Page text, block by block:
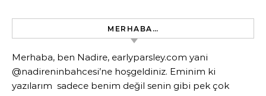
MERHABA…
Merhaba, ben Nadire, earlyparsley.com yani
@nadireninbahcesi’ne hoşgeldiniz. Eminim ki
yazılarım sadece benim değil senin gibi pek çok